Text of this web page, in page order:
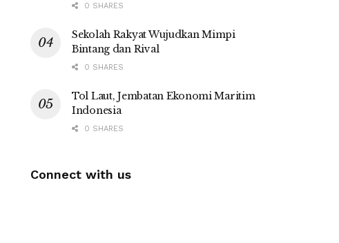
0 SHARES
Sekolah Rakyat Wujudkan Mimpi
Bintang dan Rival
0 SHARES
Tol Laut, Jembatan Ekonomi Maritim
Indonesia
0 SHARES
Connect with us